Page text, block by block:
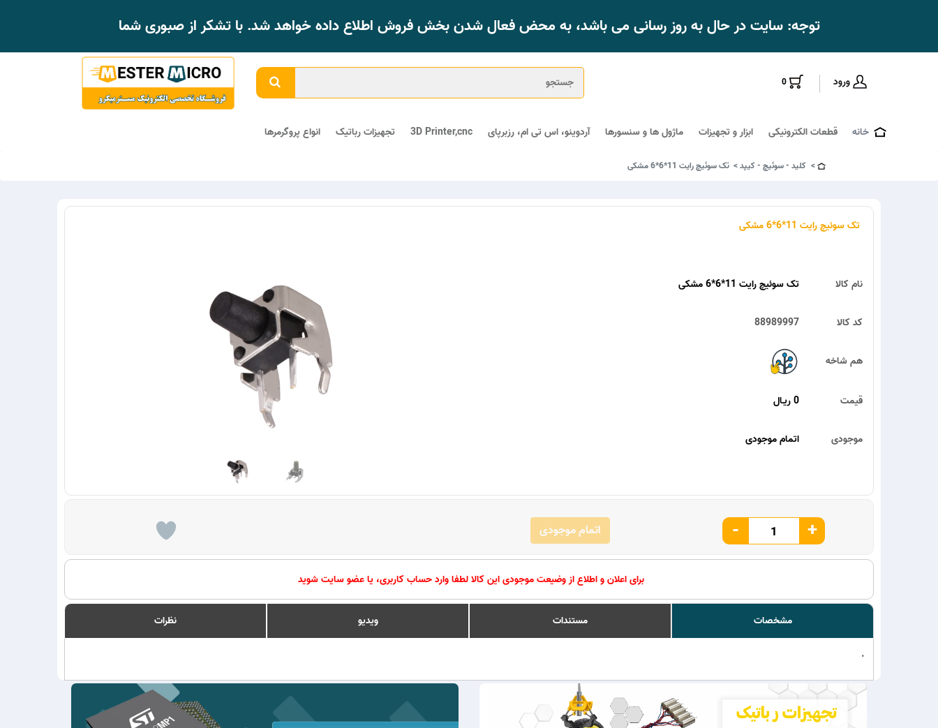
توجه: سایت در حال به روز رسانی می باشد، به محض فعال شدن بخش فروش اطلاع داده خواهد شد. با تشکر از صبوری شما
0 ورود
خانه قطعات الکترونیکی ابزار و تجهیزات ماژول ها و سنسورها آردوینو، اس تی ام، رزبرپای 3D Printer,cnc تجهیزات رباتیک انواع پروگرمرها
کلید - سوئیچ - کیپد تک سوئیچ رایت 11*6*6 مشکی
تک سوئیچ رایت 11*6*6 مشکی
تک سوئیچ رایت 11*6*6 مشکی نام کالا
88989997 کد کالا
هم شاخه
0 ریـال قیمت
اتمام موجودی موجودی
اتمام موجودی - +
برای اعلان و اطلاع از وضیعت موجودی این کالا لطفا وارد حساب کاربری، یا عضو سایت شوید
مشخصات مستندات ویدیو نظرات
.